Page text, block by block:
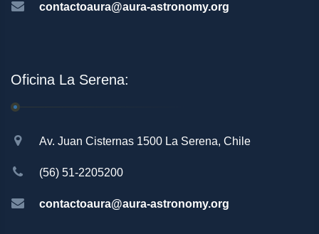
contactoaura@aura-astronomy.org
Oficina La Serena:
Av. Juan Cisternas 1500 La Serena, Chile
(56) 51-2205200
contactoaura@aura-astronomy.org